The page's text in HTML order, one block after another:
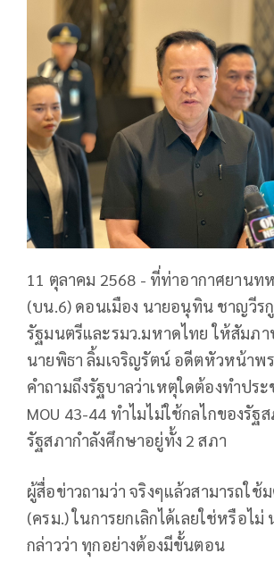
11 ตุลาคม 2568 - ที่ท่าอากาศยานท
(บน.6) ดอนเมือง นายอนุทิน ชาญวีร
รัฐมนตรีและรมว.มหาดไทย ให้สัมภ
นายพิธา ลิ้มเจริญรัตน์ อดีตหัวหน้าพร
คำถามถึงรัฐบาลว่าเหตุใดต้องทำประ
MOU 43-44 ทำไมไม่ใช้กลไกของรัฐ
รัฐสภากำลังศึกษาอยู่ทั้ง 2 สภา
ผู้สื่อข่าวถามว่า จริงๆแล้วสามารถใ
(ครม.) ในการยกเลิกได้เลยใช่หรือไ
กล่าวว่า ทุกอย่างต้องมีขั้นตอน